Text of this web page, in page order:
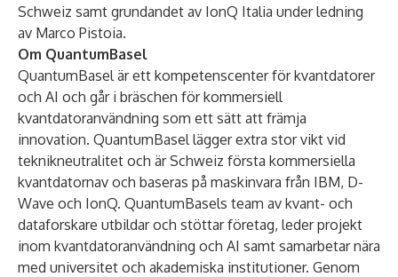
Schweiz samt grundandet av IonQ Italia under ledning
av Marco Pistoia.
Om QuantumBasel
QuantumBasel är ett kompetenscenter för kvantdatorer
och AI och går i bräschen för kommersiell
kvantdatoranvändning som ett sätt att främja
innovation. QuantumBasel lägger extra stor vikt vid
teknikneutralitet och är Schweiz första kommersiella
kvantdatornav och baseras på maskinvara från IBM, D-
Wave och IonQ. QuantumBasels team av kvant- och
dataforskare utbildar och stöttar företag, leder projekt
inom kvantdatoranvändning och AI samt samarbetar nära
med universitet och akademiska institutioner. Genom